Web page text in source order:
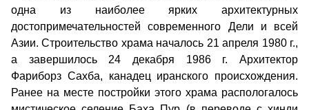
одна из наиболее ярких архитектурных
достопримечательностей современного Дели и всей
Азии. Строительство храма началось 21 апреля 1980 г.,
а завершилось 24 декабря 1986 г. Архитектор
Фариборз Сахба, канадец иранского происхождения.
Ранее на месте постройки этого храма распологалось